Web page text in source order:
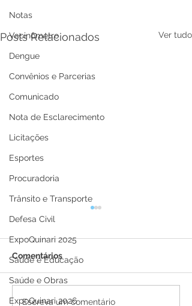
Notas
Vacinômetro
Dengue
Convênios e Parcerias
Comunicado
Nota de Esclarecimento
Licitações
Esportes
Procuradoria
Trânsito e Transporte
Defesa Civil
ExpoQuinari 2025
Saúde e Educação
Saúde e Obras
ExpoQuinari 2026
Posts Relacionados Ver tudo
Boletim Covid-19,
Comentários
Escreva um comentário